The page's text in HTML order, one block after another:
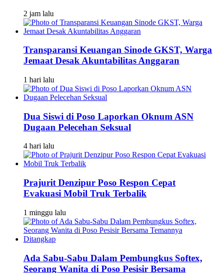
2 jam lalu
Transparansi Keuangan Sinode GKST, Warga
Jemaat Desak Akuntabilitas Anggaran
1 hari lalu
Dua Siswi di Poso Laporkan Oknum ASN
Dugaan Pelecehan Seksual
4 hari lalu
Prajurit Denzipur Poso Respon Cepat
Evakuasi Mobil Truk Terbalik
1 minggu lalu
Ada Sabu-Sabu Dalam Pembungkus Softex,
Seorang Wanita di Poso Pesisir Bersama